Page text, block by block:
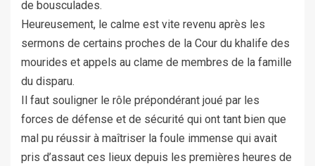
de bousculades.
Heureusement, le calme est vite revenu après les
sermons de certains proches de la Cour du khalife des
mourides et appels au clame de membres de la famille
du disparu.
Il faut souligner le rôle prépondérant joué par les
forces de défense et de sécurité qui ont tant bien que
mal pu réussir à maîtriser la foule immense qui avait
pris d’assaut ces lieux depuis les premières heures de